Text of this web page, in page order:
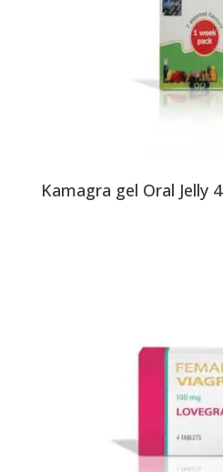
Kamagra gel Oral Jelly 4